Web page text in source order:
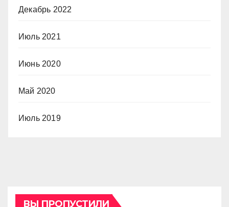
Декабрь 2022
Июль 2021
Июнь 2020
Май 2020
Июль 2019
ВЫ ПРОПУСТИЛИ